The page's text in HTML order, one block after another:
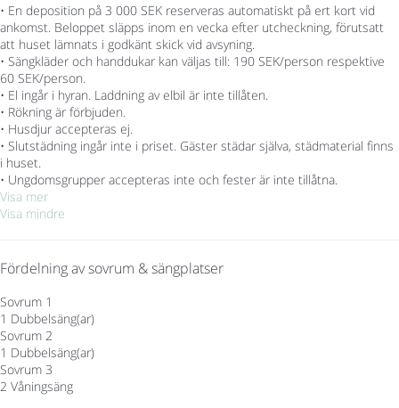
• En deposition på 3 000 SEK reserveras automatiskt på ert kort vid
ankomst. Beloppet släpps inom en vecka efter utcheckning, förutsatt
att huset lämnats i godkänt skick vid avsyning.
• Sängkläder och handdukar kan väljas till: 190 SEK/person respektive
60 SEK/person.
• El ingår i hyran. Laddning av elbil är inte tillåten.
• Rökning är förbjuden.
• Husdjur accepteras ej.
• Slutstädning ingår inte i priset. Gäster städar själva, städmaterial finns
i huset.
• Ungdomsgrupper accepteras inte och fester är inte tillåtna.
Visa mer
Visa mindre
Fördelning av sovrum & sängplatser
Sovrum 1
1 Dubbelsäng(ar)
Sovrum 2
1 Dubbelsäng(ar)
Sovrum 3
2 Våningsäng